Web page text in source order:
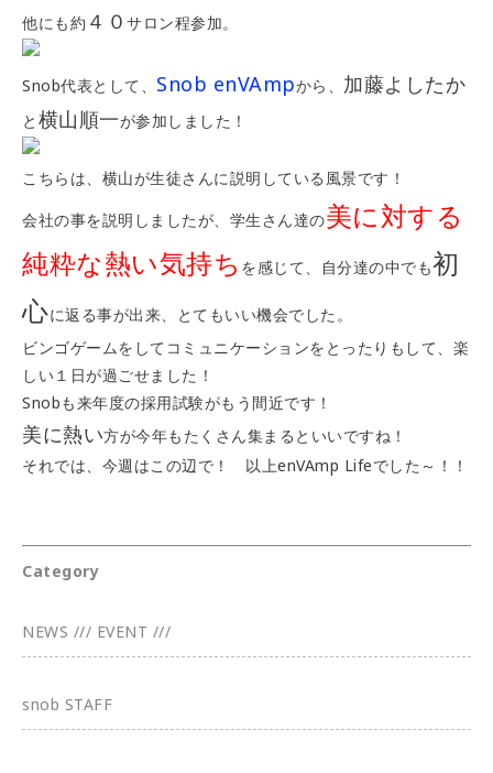
他にも約 ４０ サロン程参加。
Snob代表として、 Snob enVAmpから、 加藤よしたか
と 横山順一が参加しました！
こちらは、横山が生徒さんに説明している風景です！
会社の事を説明しましたが、学生さん達の美に対する
純粋な熱い気持ち を感じて、自分達の中でも初
心に返る事が出来、とてもいい機会でした。
ビンゴゲームをしてコミュニケーションをとったりもして、楽
しい１日が過ごせました！
Snobも来年度の採用試験がもう間近です！
美に熱い方が今年もたくさん集まるといいですね！
それでは、今週はこの辺で！ 以上enVAmp Lifeでした～！！
Category
NEWS /// EVENT ///
snob STAFF